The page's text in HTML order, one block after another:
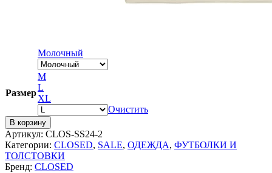
Молочный
Размер
M
L
XL
Очистить
В корзину
Артикул: CLOS-SS24-2
Категории: CLOSED, SALE, ОДЕЖДА, ФУТБОЛКИ И
ТОЛСТОВКИ
Бренд: CLOSED